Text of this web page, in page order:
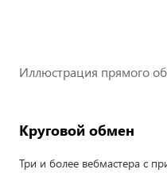
Иллюстрация прямого
Круговой обмен
Три и более вебмастера с